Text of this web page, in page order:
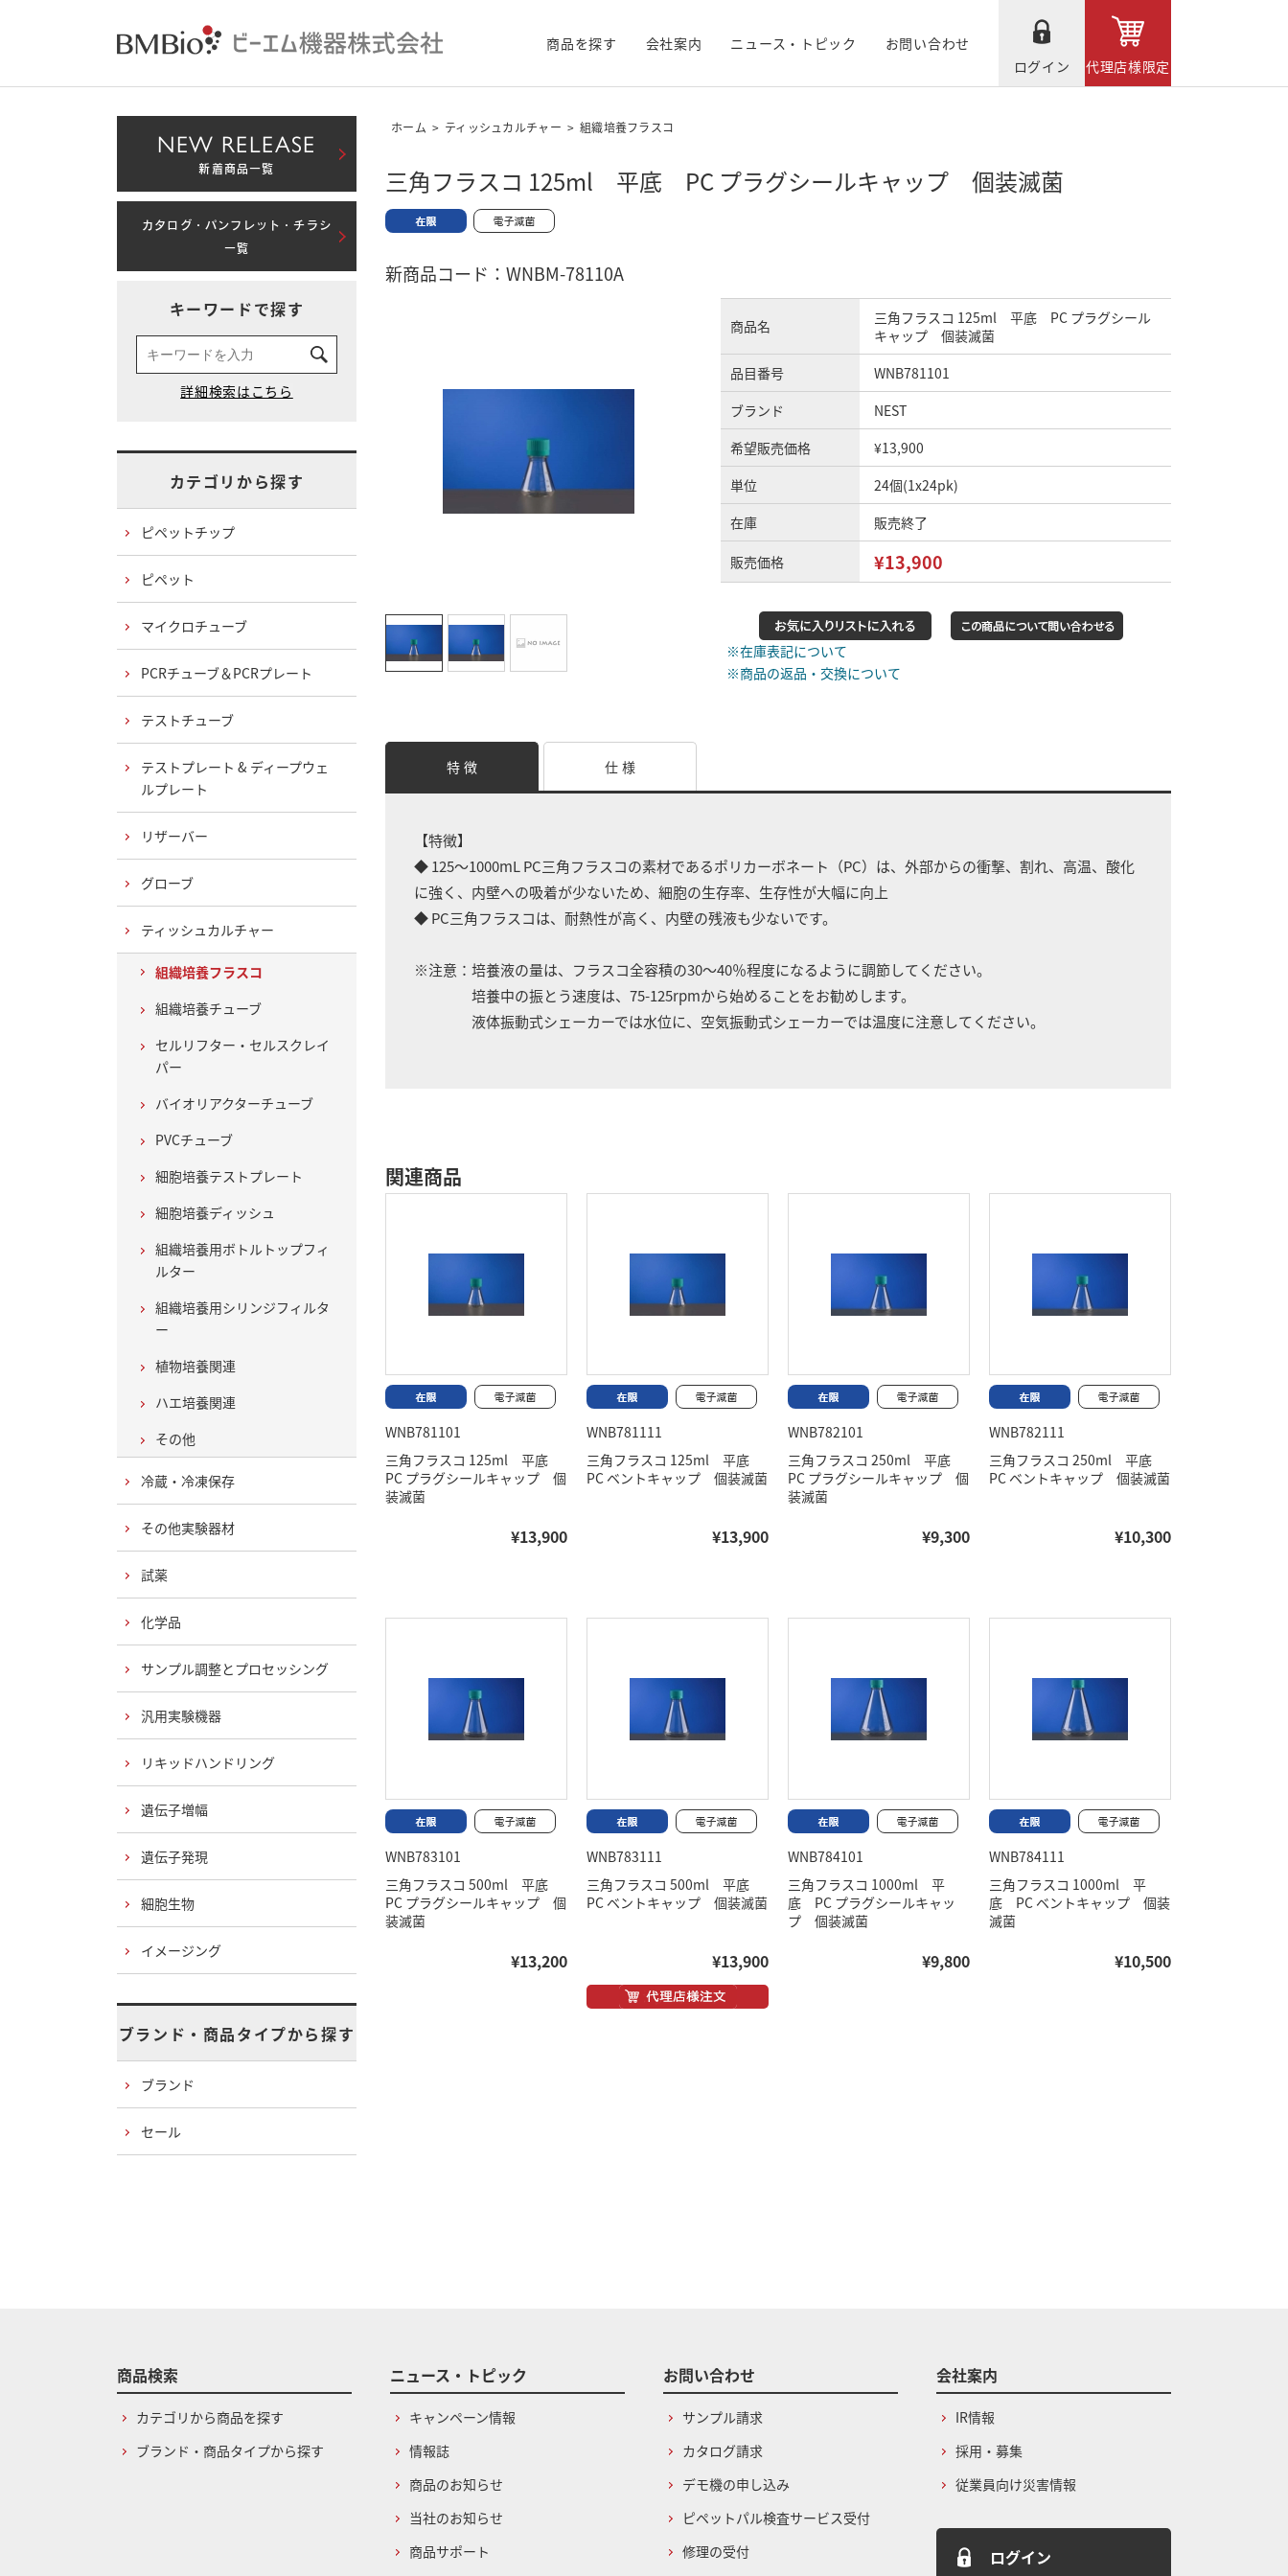
商品を探す 会社案内 ニュース・トピック
お問い合わせ
ログイン
代理店様限定
ホーム > ティッシュカルチャー > 組織培養フラスコ
三角フラスコ 125ml 平底 PC プラグシールキャップ 個装滅菌
新商品コード：WNBM-78110A
商品名
三角フラスコ 125ml 平底 PC プラグシール
キャップ 個装滅菌
品目番号
WNB781101
ブランド
NEST
希望販売価格
¥13,900
単位
24個(1x24pk)
在庫
販売終了
販売価格 ¥13,900
※在庫表記について
※商品の返品・交換について
特 徴 仕 様
【特徴】
◆ 125～1000mL PC三角フラスコの素材であるポリカーボネート（PC）は、外部からの衝撃、割れ、高温、酸化
に強く、内壁への吸着が少ないため、細胞の生存率、生存性が大幅に向上
◆ PC三角フラスコは、耐熱性が高く、内壁の残液も少ないです。
※注意：培養液の量は、フラスコ全容積の30～40％程度になるように調節してください。
培養中の振とう速度は、75-125rpmから始めることをお勧めします。
液体振動式シェーカーでは水位に、空気振動式シェーカーでは温度に注意してください。
関連商品
WNB781101
三角フラスコ 125ml 平底
PC プラグシールキャップ 個
装滅菌
¥13,900
WNB781111
三角フラスコ 125ml 平底
PC ベントキャップ 個装滅菌
¥13,900
WNB782101
三角フラスコ 250ml 平底
PC プラグシールキャップ 個
装滅菌
¥9,300
WNB782111
三角フラスコ 250ml 平底
PC ベントキャップ 個装滅菌
¥10,300
WNB783101
三角フラスコ 500ml 平底
PC プラグシールキャップ 個
装滅菌
¥13,200
WNB783111
三角フラスコ 500ml 平底
PC ベントキャップ 個装滅菌
¥13,900
WNB784101
三角フラスコ 1000ml 平
底 PC プラグシールキャッ
プ 個装滅菌
¥9,800
WNB784111
三角フラスコ 1000ml 平
底 PC ベントキャップ 個装
滅菌
¥10,500
NEW RELEASE
新着商品一覧
カタログ・パンフレット・チラシ
一覧
キーワードで探す
カテゴリから探す
ピペットチップ
ピペット
マイクロチューブ
PCRチューブ＆PCRプレート
テストチューブ
テストプレート & ディープウェ
ルプレート
リザーバー
グローブ
ティッシュカルチャー
組織培養フラスコ
組織培養チューブ
セルリフター・セルスクレイ
パー
バイオリアクターチューブ
PVCチューブ
細胞培養テストプレート
細胞培養ディッシュ
組織培養用ボトルトップフィ
ルター
組織培養用シリンジフィルタ
ー
植物培養関連
ハエ培養関連
その他
冷蔵・冷凍保存
その他実験器材
試薬
化学品
サンプル調整とプロセッシング
汎用実験機器
リキッドハンドリング
遺伝子増幅
遺伝子発現
細胞生物
イメージング
ブランド・商品タイプから探す
ブランド
セール
商品検索
カテゴリから商品を探す
ブランド・商品タイプから探す
ニュース・トピック
キャンペーン情報
情報誌
商品のお知らせ
当社のお知らせ
商品サポート
お問い合わせ
サンプル請求
カタログ請求
デモ機の申し込み
ピペットパル検査サービス受付
修理の受付
会社案内
IR情報
採用・募集
従業員向け災害情報
ログイン